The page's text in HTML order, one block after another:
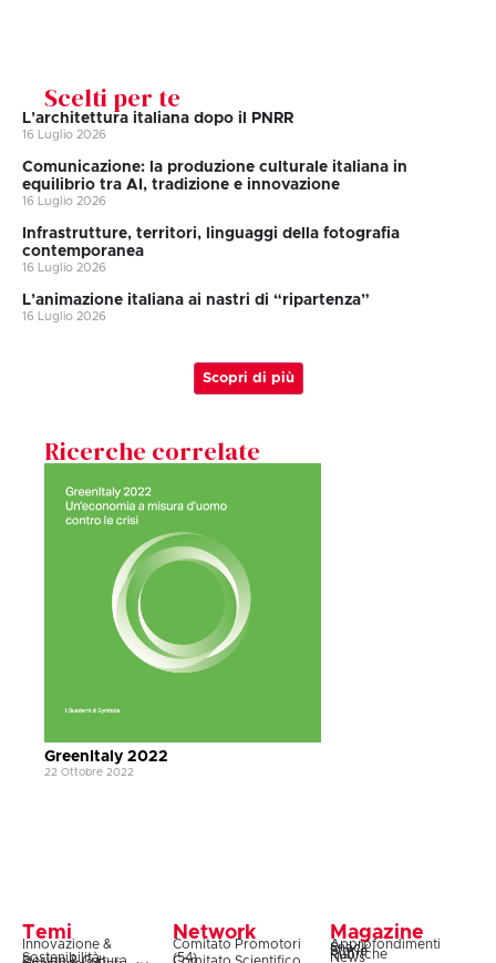
Scelti per te
L’architettura italiana dopo il PNRR
16 Luglio 2026
Comunicazione: la produzione culturale italiana in
equilibrio tra AI, tradizione e innovazione
16 Luglio 2026
Infrastrutture, territori, linguaggi della fotografia
contemporanea
16 Luglio 2026
L’animazione italiana ai nastri di “ripartenza”
16 Luglio 2026
Scopri di più
Ricerche correlate
GreenItaly 2022
22 Ottobre 2022
Temi
Innovazione &
Sostenibilità
Network
Comitato Promotori
(54)
Magazine
Approfondimenti
Snack
Storie
Rubriche
News